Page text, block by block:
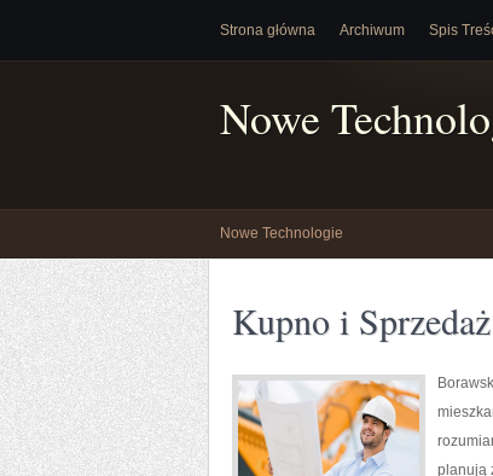
Strona główna Archiwum Spis
Nowe
Nowe Technologie
Kupno i
planują